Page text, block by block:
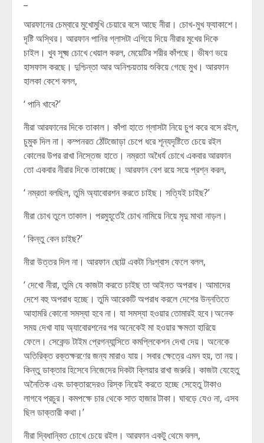
আরফানের চেম্বারে মুখোমুখি চেয়ারে বসে আছে নীরা। চোখ-মুখ ফ্যাকাশে।
দৃষ্টি অস্থির। আরফান পানির গ্লাসটা এগিয়ে দিয়ে নীরার মুখের দিকে
চাইল। খুব সূক্ষ্ম চোখে খেয়াল করল, মেয়েটির শরীর কাঁপছে। ভীষণ ভয়ে
হাসফাস করছে। দুশ্চিন্তা আর অনিশ্চয়তায় শুকিয়ে গেছে মুখ। আরফান
হালকা কেশে বলল,
‘ পানি খাবে?’
নীরা আরফানের দিকে তাকাল। কাঁপা হাতে গ্লাসটা নিয়ে চুপ করে বসে রইল,
চুমুক দিল না। কম্পনরত ঠোঁটজোড়া চেপে ধরে শূন্যদৃষ্টিতে চেয়ে রইল
কোলের উপর রাখা নিস্তেজ হাতে। নম্রতা অধৈর্য চোখে একবার আরফান
তো একবার নীরার দিকে তাকাচ্ছে। আরফান বেশ রয়ে সয়ে প্রশ্ন করল,
‘ নম্রতা বলছিল, তুমি অ্যাবোরশন করতে চাইছ। সত্যিই চাইছ?’
নীরা চোখ তুলে তাকাল। পরমুহূর্তেই চোখ নামিয়ে নিয়ে মৃদু মাথা নাড়ল।
‘ কিন্তু কেন চাইছ?’
নীরা উত্তর দিল না। আরফান ছোট্ট একটা নিঃশ্বাস ফেলে বলল,
‘ দেখো নীরা, তুমি যে কাজটা করতে চাইছ তা আইনত অপরাধ। আমাদের
দেশে বহু অপরাধ হচ্ছে। তুমি আরেকটি অপরাধ করলে দেশের উন্নতিতে
আহামরি কোনো সমস্যা হবে না। যা সমস্যা হওয়ার তোমারই হবে।অনেক
সময় দেখা যায় অ্যাবোরশনের পর অনেকেই মা হওয়ার ক্ষমতা হারিয়ে
ফেলে। সেকেন্ড টাইম প্রেগন্যান্সিতে কমপ্লিকেশন দেখা দেয়। অনেকে
অতিরিক্ত রক্তক্ষরণের জন্য মারাও যায়। সবার ক্ষেত্রে এমন হয়, তা নয়।
কিন্তু ডাক্তার হিসেবে নিজেদের দিকটা ক্লিয়ার রাখা জরুরি। কাজটা যেহেতু
অনৈতিক এবং ডাক্তারদেরও রিস্ক নিয়েই করতে হচ্ছে সেহেতু টাকাও
লাগবে প্রচুর। কমপক্ষে চার থেকে সাত হাজার টাকা। ঘাবড়ে যেও না, এসব
ছিল ডাক্তারী কথা।’
নীরা দ্বিধান্বিত চোখে চেয়ে রইল। আরফান একটু থেমে বলল,